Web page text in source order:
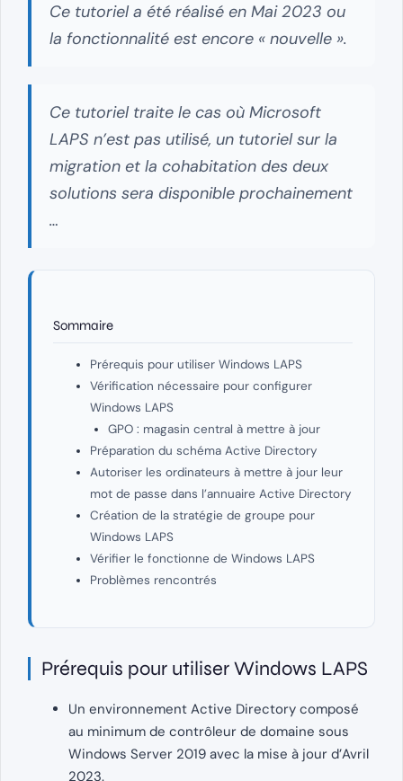
Ce tutoriel a été réalisé en Mai 2023 ou
la fonctionnalité est encore « nouvelle ».
Ce tutoriel traite le cas où Microsoft
LAPS n’est pas utilisé, un tutoriel sur la
migration et la cohabitation des deux
solutions sera disponible prochainement
…
Sommaire
Prérequis pour utiliser Windows LAPS
Vérification nécessaire pour configurer
Windows LAPS
GPO : magasin central à mettre à jour
Préparation du schéma Active Directory
Autoriser les ordinateurs à mettre à jour leur
mot de passe dans l’annuaire Active Directory
Création de la stratégie de groupe pour
Windows LAPS
Vérifier le fonctionne de Windows LAPS
Problèmes rencontrés
Prérequis pour utiliser Windows LAPS
Un environnement Active Directory composé
au minimum de contrôleur de domaine sous
Windows Server 2019 avec la mise à jour d’Avril
2023.